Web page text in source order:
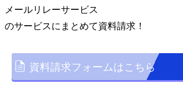
メールリレーサービス
のサービスにまとめて資料請求！
資料請求フォームはこちら